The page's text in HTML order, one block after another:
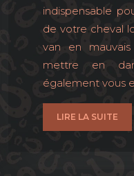
indispensable
de votre cheval
van en
mettre en
également vous
LIRE LA SUITE